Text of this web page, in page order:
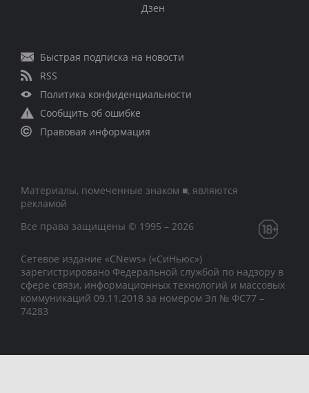
Дзен
Быстрая подписка на новости
RSS
Политика конфиденциальности
Сообщить об ошибке
Правовая информация
Материалы, помеченные знаком ■, являются
рекламой
Все права защищены © 1995 – 2026
Сетевое издание «CNews» («СиНьюс»)
зарегистрировано Федеральной службой по надзору в
сфере связи, информационных технологий и массовых
коммуникаций 09.11.2018 за номером Эл № ФС77 –
74283